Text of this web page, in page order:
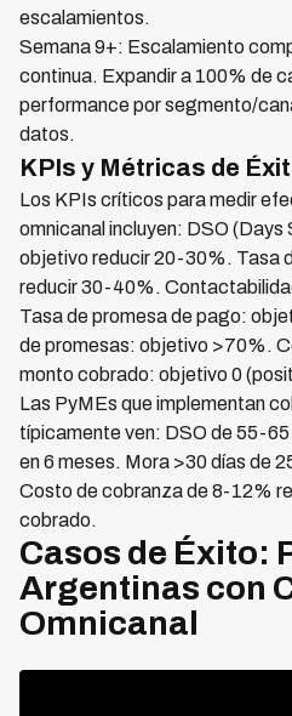
escalamientos.
Semana 9+: Escalamiento
continua. Expandir a 100% de
performance por segmento/
datos.
KPIs y Métricas de
Los KPIs críticos para medir
omnicanal incluyen: DSO
objetivo reducir 20-30%. Tasa
reducir 30-40%.
Tasa de promesa de pago:
de promesas: objetivo >70%.
monto cobrado: objetivo 0
Las PyMEs que implementan
típicamente ven: DSO de 55-
en 6 meses. Mora >30 días de
Costo de cobranza de 8-12%
cobrado.
Casos de Éxito:
Argentinas con
Omnicanal